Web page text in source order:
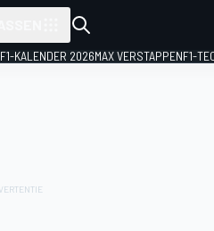
F1-KALENDER 2026MAX VERSTAPPENF1-